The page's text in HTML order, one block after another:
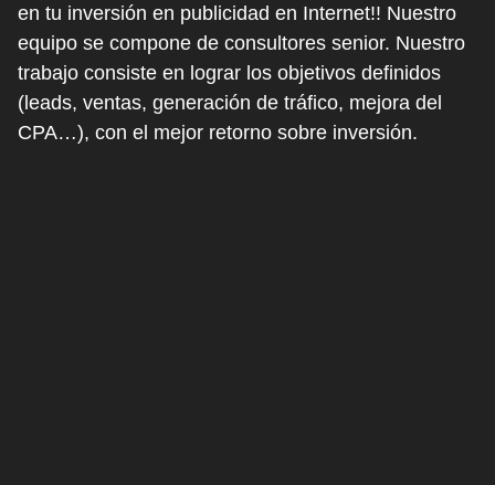
en tu inversión en publicidad en Internet!! Nuestro
equipo se compone de consultores senior. Nuestro
trabajo consiste en lograr los objetivos definidos
(leads, ventas, generación de tráfico, mejora del
CPA…), con el mejor retorno sobre inversión.